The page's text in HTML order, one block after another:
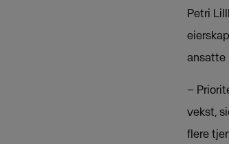
Petri
ansatte
–
vekst,
flere